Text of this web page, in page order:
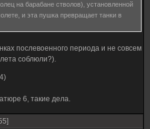
на барабане стволов), установленной
и эта пушка превращает танки в
послевоенного периода и не совсем
соблюли?).
6, такие дела.